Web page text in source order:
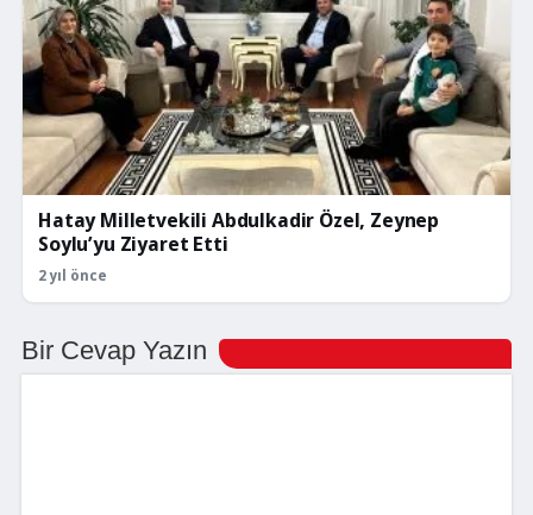
Hatay Milletvekili Abdulkadir Özel, Zeynep
Soylu’yu Ziyaret Etti
2 yıl önce
Bir Cevap Yazın